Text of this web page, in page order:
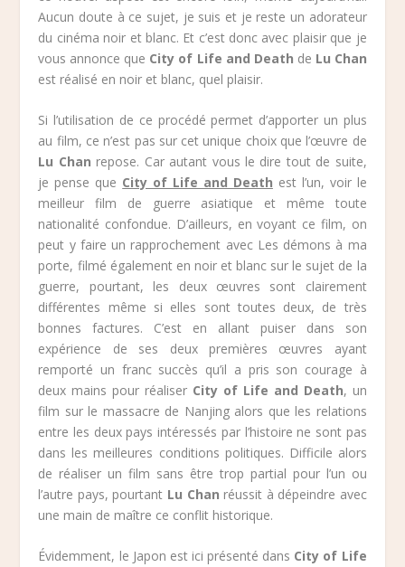
Aucun doute à ce sujet, je suis et je reste un adorateur
du cinéma noir et blanc. Et c’est donc avec plaisir que je
vous annonce que City of Life and Death de Lu Chan
est réalisé en noir et blanc, quel plaisir.
Si l’utilisation de ce procédé permet d’apporter un plus
au film, ce n’est pas sur cet unique choix que l’œuvre de
Lu Chan repose. Car autant vous le dire tout de suite,
je pense que City of Life and Death est l’un, voir le
meilleur film de guerre asiatique et même toute
nationalité confondue. D’ailleurs, en voyant ce film, on
peut y faire un rapprochement avec Les démons à ma
porte, filmé également en noir et blanc sur le sujet de la
guerre, pourtant, les deux œuvres sont clairement
différentes même si elles sont toutes deux, de très
bonnes factures. C’est en allant puiser dans son
expérience de ses deux premières œuvres ayant
remporté un franc succès qu’il a pris son courage à
deux mains pour réaliser City of Life and Death, un
film sur le massacre de Nanjing alors que les relations
entre les deux pays intéressés par l’histoire ne sont pas
dans les meilleures conditions politiques. Difficile alors
de réaliser un film sans être trop partial pour l’un ou
l’autre pays, pourtant Lu Chan réussit à dépeindre avec
une main de maître ce conflit historique.
Évidemment, le Japon est ici présenté dans City of Life